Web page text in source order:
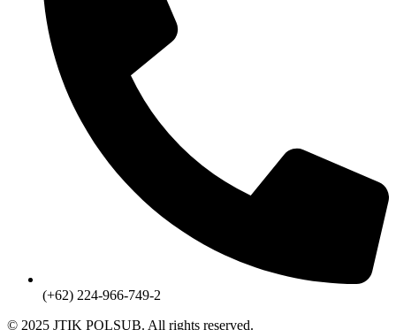
(+62) 224-966-749-2
© 2025 JTIK POLSUB. All rights reserved.